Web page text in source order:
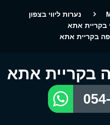
נערות ליווי בצפון
בקריית אתא
בקריית אתא
בקריית אתא